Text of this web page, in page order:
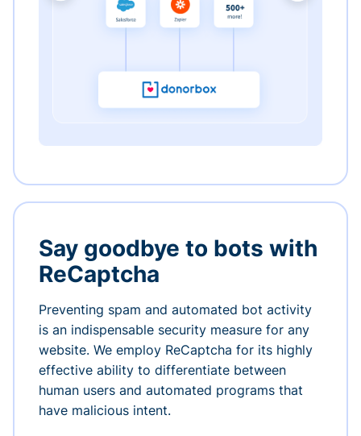
Say goodbye to bots with
ReCaptcha
Preventing spam and automated bot activity
is an indispensable security measure for any
website. We employ ReCaptcha for its highly
effective ability to differentiate between
human users and automated programs that
have malicious intent.